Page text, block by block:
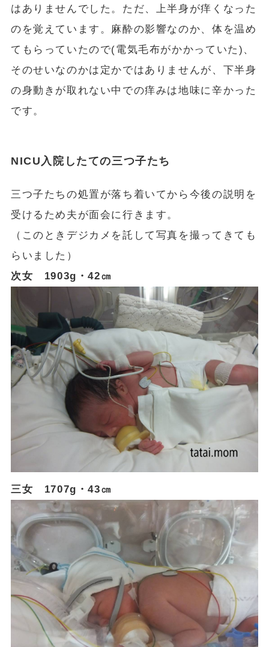
はありませんでした。ただ、上半身が痒くなった
のを覚えています。麻酔の影響なのか、体を温め
てもらっていたので(電気毛布がかかっていた)、
そのせいなのかは定かではありませんが、下半身
の身動きが取れない中での痒みは地味に辛かった
です。
NICU入院したての三つ子たち
三つ子たちの処置が落ち着いてから今後の説明を
受けるため夫が面会に行きます。
（このときデジカメを託して写真を撮ってきても
らいました）
次女 1903g・42㎝
三女 1707g・43㎝